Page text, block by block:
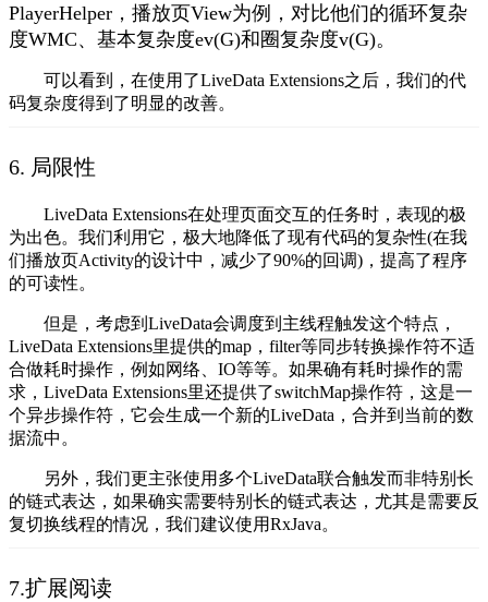
PlayerHelper ， 播放页View为例，对比他们的循环复杂
度WMC、 基本复杂度ev(G)和 圈复杂度v(G)。
可以看到，在使用了LiveData Extensions之后，我们的代
码复杂度得到了明显的改善。
6. 局限性
LiveData Extensions在处理页面交互的任务时，表现的极
为出色。我们利用它，极大地降低了现有代码的复杂性(在我
们播放页Activity的设计中，减少了90%的回调)，提高了程序
的可读性。
但是，考虑到LiveData会调度到主线程触发这个特点，
LiveData Extensions里提供的map，filter等同步转换操作符不适
合做耗时操作，例如网络、IO等等。如果确有耗时操作的需
求，LiveData Extensions里还提供了switchMap操作符，这是一
个异步操作符，它会生成一个新的LiveData，合并到当前的数
据流中。
另外，我们更主张使用多个LiveData联合触发而非特别长
的链式表达，如果确实需要特别长的链式表达，尤其是需要反
复切换线程的情况，我们建议使用RxJava。
7.扩展阅读